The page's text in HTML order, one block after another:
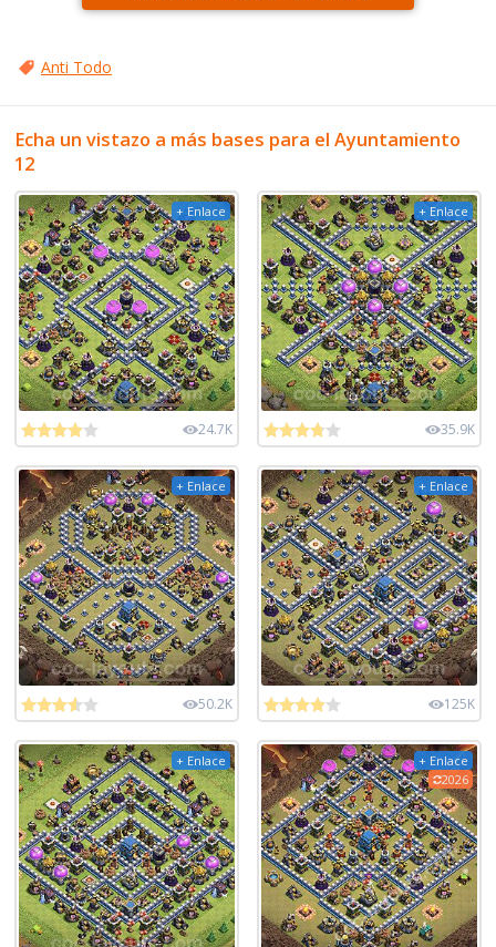
Anti Todo
Echa un vistazo a más bases para el Ayuntamiento
12
+ Enlace
24.7K
+ Enlace
35.9K
+ Enlace
50.2K
+ Enlace
125K
+ Enlace
+ Enlace
2026